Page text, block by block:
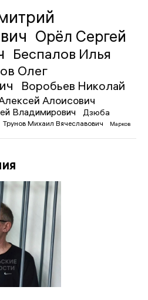
Орёл Сергей
Беспалов Илья
Олег
Воробьев Николай
Алоисович
Владимирович
Дзюба
Трунов Михаил Вячеславович
Марков